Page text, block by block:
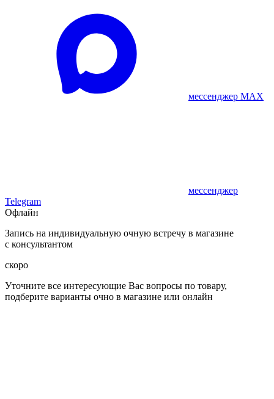
мессенджер MAX
мессенджер
Telegram
Офлайн
Запись на индивидуальную очную встречу в магазине
с консультантом
скоро
Уточните все интересующие Вас вопросы по товару,
подберите варианты очно в магазине или онлайн